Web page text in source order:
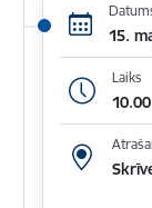
15.
Laiks
10.00